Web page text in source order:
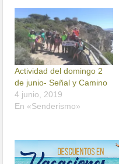
Actividad del domingo 2
de junio- Señal y Camino
4 junio, 2019
En «Senderismo»